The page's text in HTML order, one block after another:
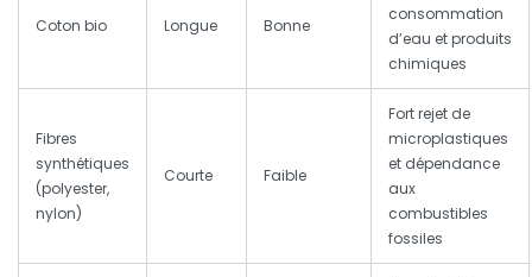
Coton bio Longue Bonne
consommation
d’eau et produits
chimiques
Fibres
synthétiques
(polyester,
nylon)
Courte Faible
Fort rejet de
microplastiques
et dépendance
aux
combustibles
fossiles